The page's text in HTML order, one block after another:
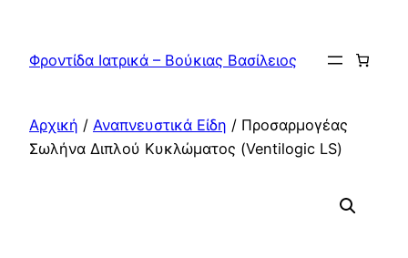
περιεχόμενο
Φροντίδα Ιατρικά – Βούκιας Βασίλειος
Αρχική / Αναπνευστικά Είδη / Προσαρμογέας
Σωλήνα Διπλού Κυκλώματος (Ventilogic LS)